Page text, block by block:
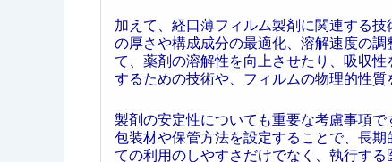
加えて、経口薄フィルム製剤に関連する
の厚さや構成成分の最適化、溶解速度の
て、薬剤の溶解性を向上させたり、吸収
するための技術や、フィルムの物理的性質
製剤の安定性についても重要な考慮事項
包装材や保管方法を設定することで、長
ての利用のしやすさだけでなく、執行す